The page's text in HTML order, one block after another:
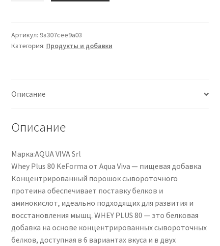
80
KeForma
900g
Chocolate
Артикул: 9a307cee9a03
Категория: Продукты и добавки
Описание
Описание
Марка:AQUA VIVA Srl
Whey Plus 80 KeForma от Aqua Viva — пищевая добавка
Концентрированный порошок сывороточного
протеина обеспечивает поставку белков и
аминокислот, идеально подходящих для развития и
восстановления мышц. WHEY PLUS 80 — это белковая
добавка на основе концентрированных сывороточных
белков, доступная в 6 вариантах вкуса и в двух